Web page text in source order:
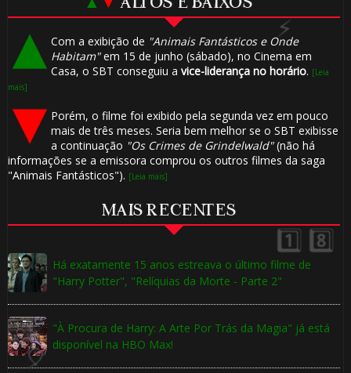
▲ ▼ ALTOS E BAIXOS
Com a exibição de "Animais Fantásticos e Onde
Habitam"em 15 de junho (sábado), no Cinema em
Casa, o SBT conseguiu a vice-liderança no horário. [Leia
mais]
Porém, o filme foi exibido pela segunda vez em pouco
mais de três meses. Seria bem melhor se o SBT exibisse
a continuação "Os Crimes de Grindelwald"(não há
informações se a emissora comprou os outros filmes da saga
"Animais Fantásticos"). [Leia mais]
MAIS RECENTES
Há exatamente 15 anos estreava o último filme de
"Harry Potter", "Relíquias da Morte - Parte 2"
"À Procura de Harry: A Arte Por Trás da Magia" já está
disponível na HBO Max!
⚡